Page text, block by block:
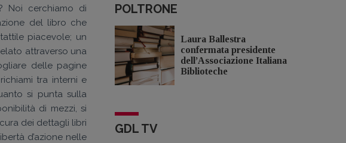
Noi cerchiamo di
del libro che
piacevole; un
attraverso una
delle pagine
tra interni e
si punta sulla
di mezzi, si
dei dettagli libri
d’azione nelle
POLTRONE
Laura Ballestra
confermata presidente
dell’Associazione Italiana
Biblioteche
GDL TV